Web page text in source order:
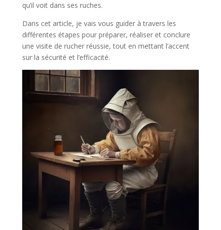
qu’il voit dans ses ruches.
Dans cet article, je vais vous guider à travers les
différentes étapes pour préparer, réaliser et conclure
une visite de rucher réussie, tout en mettant l’accent
sur la sécurité et l’efficacité.